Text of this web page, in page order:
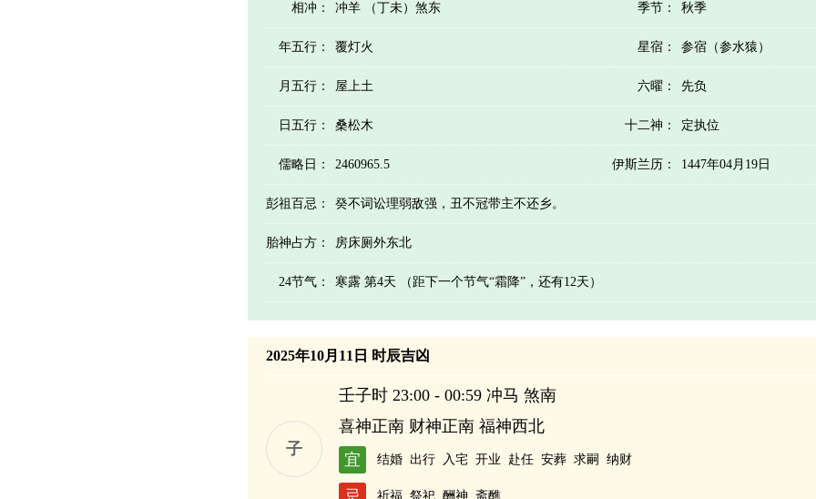
相冲： 冲羊 （丁未）煞东 季节： 秋季
年五行： 覆灯火 星宿： 参宿（参水猿）
月五行： 屋上土 六曜： 先负
日五行： 桑松木 十二神： 定执位
儒略日： 2460965.5 伊斯兰历： 1447年04月19日
彭祖百忌： 癸不词讼理弱敌强，丑不冠带主不还乡。
胎神占方： 房床厕外东北
24节气： 寒露 第4天 （距下一个节气“霜降”，还有12天）
2025年10月11日 时辰吉凶
子
壬子时 23:00 - 00:59 冲马 煞南
喜神正南 财神正南 福神西北
宜
结婚 出行 入宅 开业 赴任 安葬 求嗣 纳财
祈福 祭祀 酬神 斋醮